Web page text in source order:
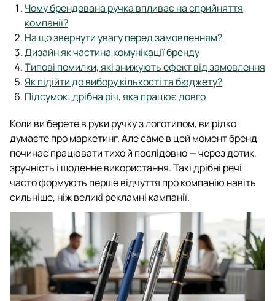
Чому брендована ручка впливає на сприйняття
компанії?
На що звернути увагу перед замовленням?
Дизайн як частина комунікації бренду
Типові помилки, які знижують ефект від замовлення
Як підійти до вибору кількості та бюджету?
Підсумок: дрібна річ, яка працює довго
Коли ви берете в руки ручку з логотипом, ви рідко
думаєте про маркетинг. Але саме в цей момент бренд
починає працювати тихо й послідовно — через дотик,
зручність і щоденне використання. Такі дрібні речі
часто формують перше відчуття про компанію навіть
сильніше, ніж великі рекламні кампанії.